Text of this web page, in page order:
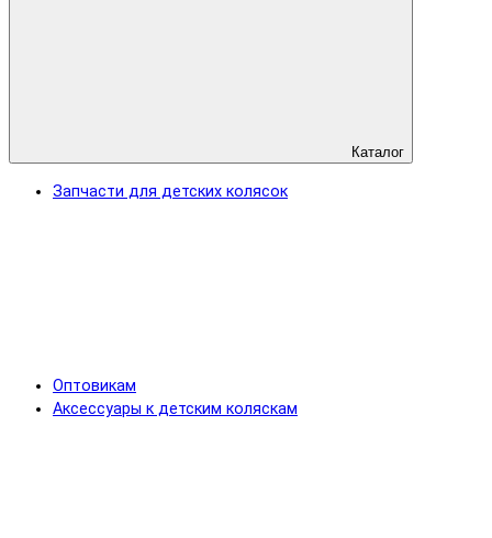
Каталог
Запчасти для детских колясок
Оптовикам
Аксессуары к детским коляскам